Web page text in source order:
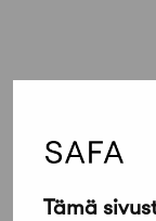
Tämä
Elokuu,